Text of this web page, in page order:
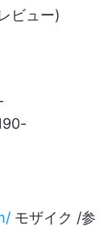
ビュー)
モザイク /参